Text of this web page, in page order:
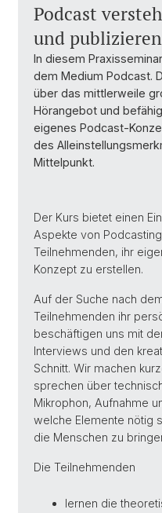
Podcast
und publizieren
In diesem
dem Medium Podcast.
über das mittlerweile
Hörangebot und
eigenes Podcast-
des
Mittelpunkt.
Der Kurs bietet einen
Aspekte von
Teilnehmenden, ihr
Konzept zu erstellen.
Auf der Suche nach
Teilnehmenden ihr
beschäftigen uns mit
Interviews und den
Schnitt. Wir machen
sprechen über
Mikrophon, Aufnahme
welche Elemente nötig
die Menschen zu
Die Teilnehmenden
lernen die